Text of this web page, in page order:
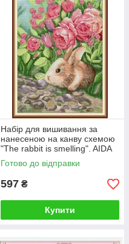
Набір для вишивання за
нанесеною на канву схемою
"The rabbit is smelling". AIDA
14CT printed, 33*43 см
Готово до відправки
597 ₴
Купити